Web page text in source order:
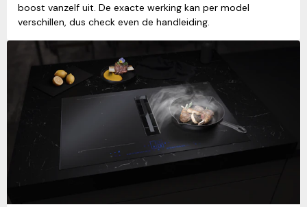
boost vanzelf uit. De exacte werking kan per model
verschillen, dus check even de handleiding.